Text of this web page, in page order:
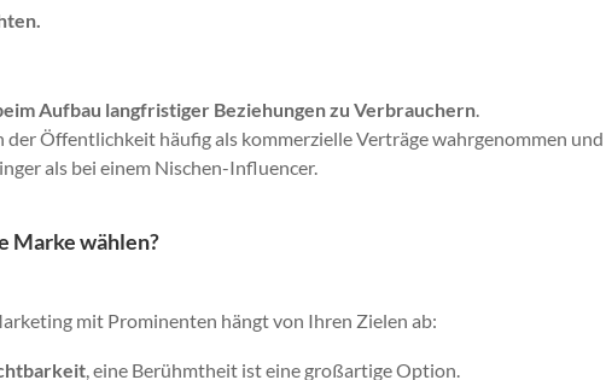
Aufbau langfristiger Beziehungen zu Verbrauchern
Öffentlichkeit häufig als kommerzielle Verträge wahrgenommen und
als bei einem Nischen-Influencer.
Marke wählen?
mit Prominenten hängt von Ihren Zielen ab:
, eine Berühmtheit ist eine großartige Option.